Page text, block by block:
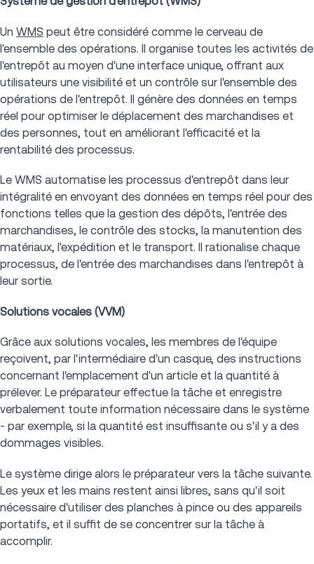
Un WMS peut être considéré comme le cerveau de
l'ensemble des opérations. Il organise toutes les activités de
l'entrepôt au moyen d'une interface unique, offrant aux
utilisateurs une visibilité et un contrôle sur l'ensemble des
opérations de l'entrepôt. Il génère des données en temps
réel pour optimiser le déplacement des marchandises et
des personnes, tout en améliorant l'efficacité et la
rentabilité des processus.
Le WMS automatise les processus d'entrepôt dans leur
intégralité en envoyant des données en temps réel pour des
fonctions telles que la gestion des dépôts, l'entrée des
marchandises, le contrôle des stocks, la manutention des
matériaux, l'expédition et le transport. Il rationalise chaque
processus, de l'entrée des marchandises dans l'entrepôt à
leur sortie.
Solutions vocales (VVM)
Grâce aux solutions vocales, les membres de l'équipe
reçoivent, par l'intermédiaire d'un casque, des instructions
concernant l'emplacement d'un article et la quantité à
prélever. Le préparateur effectue la tâche et enregistre
verbalement toute information nécessaire dans le système
- par exemple, si la quantité est insuffisante ou s'il y a des
dommages visibles.
Le système dirige alors le préparateur vers la tâche suivante.
Les yeux et les mains restent ainsi libres, sans qu'il soit
nécessaire d'utiliser des planches à pince ou des appareils
portatifs, et il suffit de se concentrer sur la tâche à
accomplir.